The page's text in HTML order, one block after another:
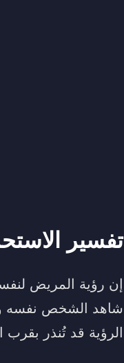
تفسير
إن رؤية المريض
شاهد الشخص نفسه
الرؤية قد تُنذر